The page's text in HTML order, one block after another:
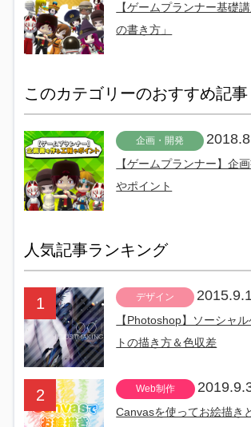
【ゲームプランナー基礎
の書き方」
このカテゴリーのおすすめ記事
企画・開発
【ゲームプランナー】企
やポイント
人気記事ランキング
デザイン
【Photoshop】ソーシャ
トの描き方＆色収差
Web制作
Canvasを使ってお絵描き